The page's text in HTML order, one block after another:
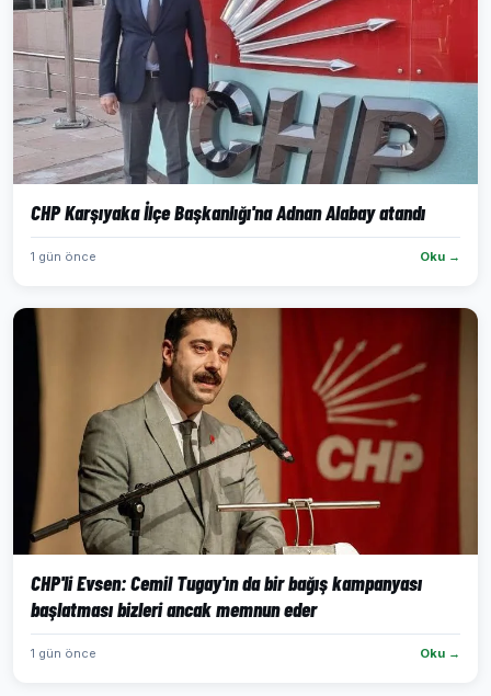
CHP Karşıyaka İlçe Başkanlığı'na Adnan Alabay atandı
1 gün önce Oku →
CHP'li Evsen: Cemil Tugay'ın da bir bağış kampanyası
başlatması bizleri ancak memnun eder
1 gün önce Oku →